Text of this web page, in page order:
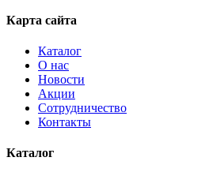
Карта сайта
Каталог
О нас
Новости
Акции
Сотрудничество
Контакты
Каталог